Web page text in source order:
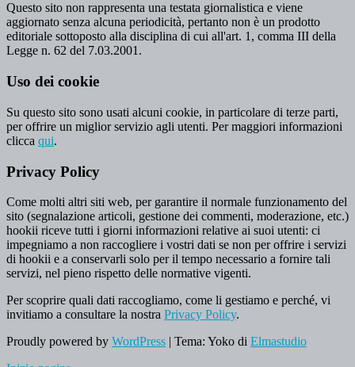
Questo sito non rappresenta una testata giornalistica e viene
aggiornato senza alcuna periodicità, pertanto non è un prodotto
editoriale sottoposto alla disciplina di cui all'art. 1, comma III della
Legge n. 62 del 7.03.2001.
Uso dei cookie
Su questo sito sono usati alcuni cookie, in particolare di terze parti,
per offrire un miglior servizio agli utenti. Per maggiori informazioni
clicca qui.
Privacy Policy
Come molti altri siti web, per garantire il normale funzionamento del
sito (segnalazione articoli, gestione dei commenti, moderazione, etc.)
hookii riceve tutti i giorni informazioni relative ai suoi utenti: ci
impegniamo a non raccogliere i vostri dati se non per offrire i servizi
di hookii e a conservarli solo per il tempo necessario a fornire tali
servizi, nel pieno rispetto delle normative vigenti.
Per scoprire quali dati raccogliamo, come li gestiamo e perché, vi
invitiamo a consultare la nostra Privacy Policy.
Proudly powered by WordPress | Tema: Yoko di Elmastudio